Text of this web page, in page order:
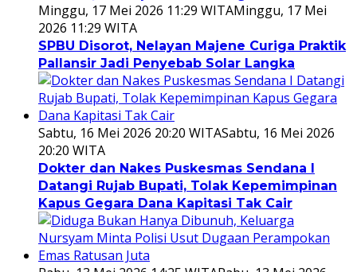
Minggu, 17 Mei 2026 11:29 WITAMinggu, 17 Mei
2026 11:29 WITA
SPBU Disorot, Nelayan Majene Curiga Praktik
Pallansir Jadi Penyebab Solar Langka
Sabtu, 16 Mei 2026 20:20 WITASabtu, 16 Mei 2026
20:20 WITA
Dokter dan Nakes Puskesmas Sendana I
Datangi Rujab Bupati, Tolak Kepemimpinan
Kapus Gegara Dana Kapitasi Tak Cair